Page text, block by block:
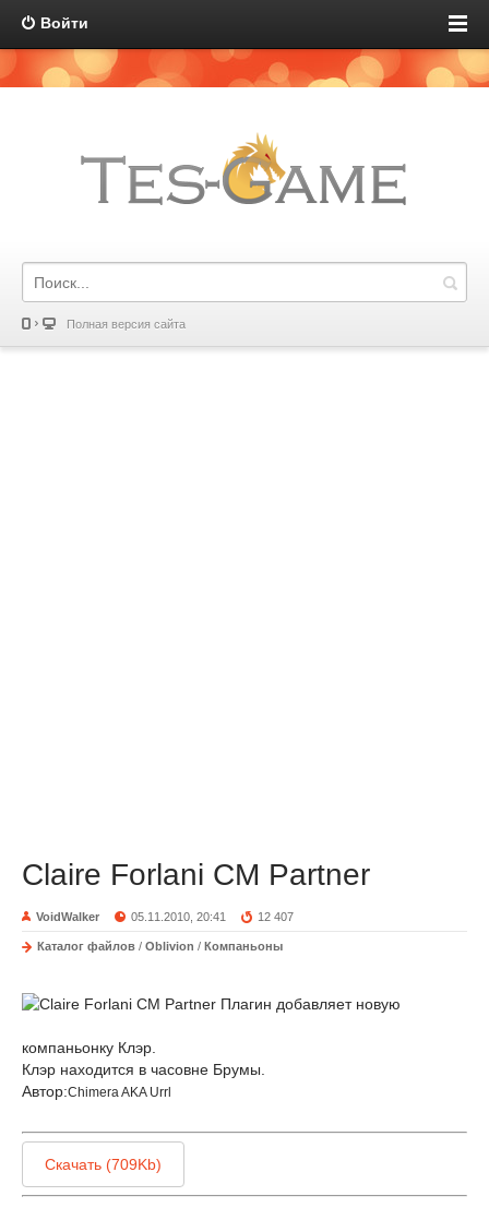
Войти
Полная версия сайта
Claire Forlani CM Partner
VoidWalker 05.11.2010, 20:41 12 407
Каталог файлов / Oblivion / Компаньоны
Плагин добавляет новую
компаньонку Клэр.
Клэр находится в часовне Брумы.
Автор:Chimera AKA Urrl
Скачать (709Kb)